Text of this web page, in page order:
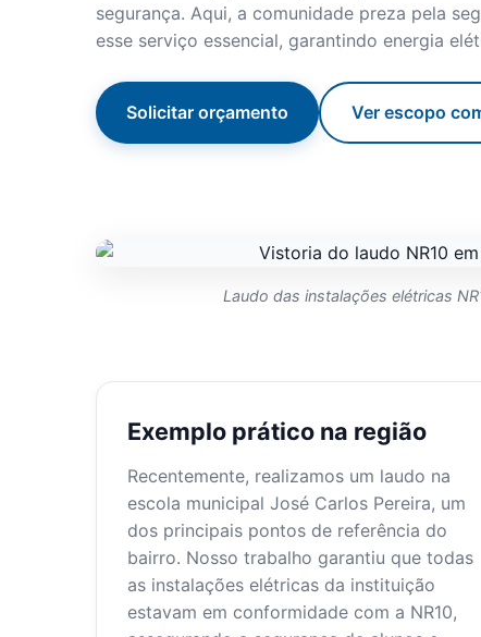
segurança. Aqui, a comunidade preza pela
esse serviço essencial, garantindo energia
Solicitar orçamento Ver escopo
Laudo das instalações elétricas
Exemplo prático na região
Recentemente, realizamos um laudo na
escola municipal José Carlos Pereira, um
dos principais pontos de referência do
bairro. Nosso trabalho garantiu que todas
as instalações elétricas da instituição
estavam em conformidade com a NR10,